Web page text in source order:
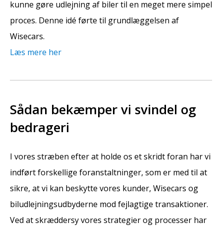
kunne gøre udlejning af biler til en meget mere simpel
proces. Denne idé førte til grundlæggelsen af
Wisecars.
Læs mere her
Sådan bekæmper vi svindel og
bedrageri
I vores stræben efter at holde os et skridt foran har vi
indført forskellige foranstaltninger, som er med til at
sikre, at vi kan beskytte vores kunder, Wisecars og
biludlejningsudbyderne mod fejlagtige transaktioner.
Ved at skræddersy vores strategier og processer har